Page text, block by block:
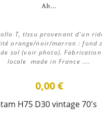
Ab...
T, tissu provenant d'un
orange/noir/marron : fond
sol (voir photo).
locale made in France ....
0,00 €